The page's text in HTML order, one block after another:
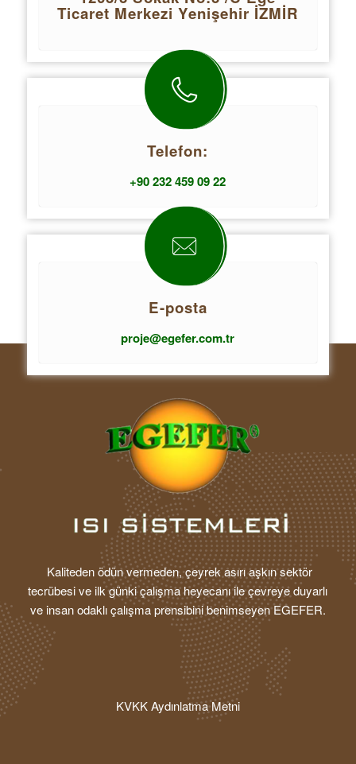
Ticaret Merkezi Yenişehir İZMİR
Telefon:
+90 232 459 09 22
E-posta
proje@egefer.com.tr
Kaliteden ödün vermeden, çeyrek asırı aşkın sektör
tecrübesi ve ilk günki çalışma heyecanı ile çevreye duyarlı
ve insan odaklı çalışma prensibini benimseyen EGEFER.
KVKK Aydınlatma Metni